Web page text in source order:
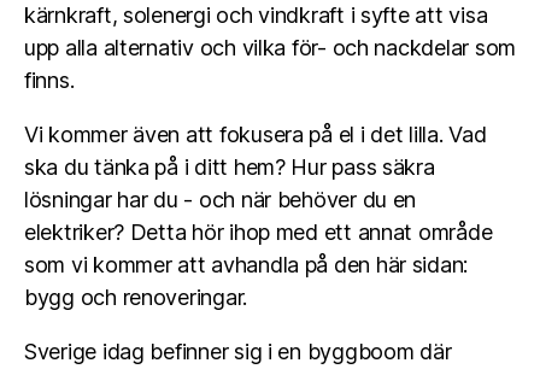
kärnkraft, solenergi och vindkraft i syfte att visa
upp alla alternativ och vilka för- och nackdelar som
finns.
Vi kommer även att fokusera på el i det lilla. Vad
ska du tänka på i ditt hem? Hur pass säkra
lösningar har du - och när behöver du en
elektriker? Detta hör ihop med ett annat område
som vi kommer att avhandla på den här sidan:
bygg och renoveringar.
Sverige idag befinner sig i en byggboom där